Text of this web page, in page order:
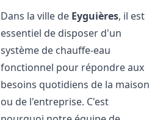
Dans la ville de Eyguières, il est
essentiel de disposer d'un
système de chauffe-eau
fonctionnel pour répondre aux
besoins quotidiens de la maison
ou de l'entreprise. C'est